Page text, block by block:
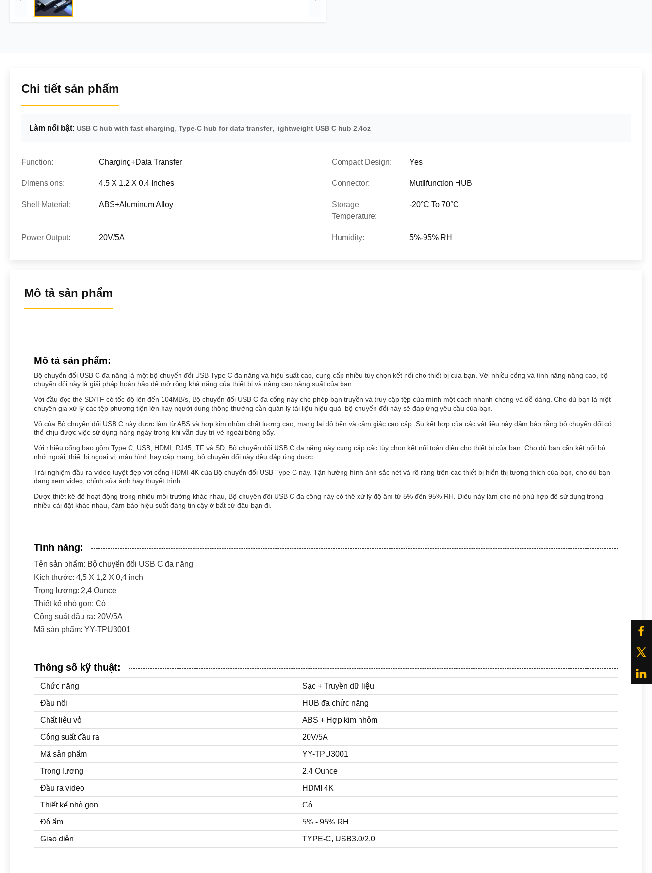
Chi tiết sản phẩm
Làm nổi bật: USB C hub with fast charging, Type-C hub for data transfer, lightweight USB C hub 2.4oz
Function: Charging+Data Transfer Compact Design: Yes
Dimensions: 4.5 X 1.2 X 0.4 Inches Connector: Mutilfunction HUB
Shell Material: ABS+Aluminum Alloy
Storage
Temperature:
-20°C To 70°C
Power Output: 20V/5A Humidity: 5%-95% RH
Mô tả sản phẩm
Mô tả sản phẩm:
Bộ chuyển đổi USB C đa năng là một bộ chuyển đổi USB Type C đa năng và hiệu suất cao, cung cấp nhiều tùy chọn kết nối cho thiết bị của bạn. Với nhiều cổng và tính năng nâng cao, bộ
chuyển đổi này là giải pháp hoàn hảo để mở rộng khả năng của thiết bị và nâng cao năng suất của bạn.
Với đầu đọc thẻ SD/TF có tốc độ lên đến 104MB/s, Bộ chuyển đổi USB C đa cổng này cho phép bạn truyền và truy cập tệp của mình một cách nhanh chóng và dễ dàng. Cho dù bạn là một
chuyên gia xử lý các tệp phương tiện lớn hay người dùng thông thường cần quản lý tài liệu hiệu quả, bộ chuyển đổi này sẽ đáp ứng yêu cầu của bạn.
Vỏ của Bộ chuyển đổi USB C này được làm từ ABS và hợp kim nhôm chất lượng cao, mang lại độ bền và cảm giác cao cấp. Sự kết hợp của các vật liệu này đảm bảo rằng bộ chuyển đổi có
thể chịu được việc sử dụng hàng ngày trong khi vẫn duy trì vẻ ngoài bóng bẩy.
Với nhiều cổng bao gồm Type C, USB, HDMI, RJ45, TF và SD, Bộ chuyển đổi USB C đa năng này cung cấp các tùy chọn kết nối toàn diện cho thiết bị của bạn. Cho dù bạn cần kết nối bộ
nhớ ngoài, thiết bị ngoại vi, màn hình hay cáp mạng, bộ chuyển đổi này đều đáp ứng được.
Trải nghiệm đầu ra video tuyệt đẹp với cổng HDMI 4K của Bộ chuyển đổi USB Type C này. Tận hưởng hình ảnh sắc nét và rõ ràng trên các thiết bị hiển thị tương thích của bạn, cho dù bạn
đang xem video, chỉnh sửa ảnh hay thuyết trình.
Được thiết kế để hoạt động trong nhiều môi trường khác nhau, Bộ chuyển đổi USB C đa cổng này có thể xử lý độ ẩm từ 5% đến 95% RH. Điều này làm cho nó phù hợp để sử dụng trong
nhiều cài đặt khác nhau, đảm bảo hiệu suất đáng tin cậy ở bất cứ đâu bạn đi.
Tính năng:
Tên sản phẩm: Bộ chuyển đổi USB C đa năng
Kích thước: 4,5 X 1,2 X 0,4 inch
Trọng lượng: 2,4 Ounce
Thiết kế nhỏ gọn: Có
Công suất đầu ra: 20V/5A
Mã sản phẩm: YY-TPU3001
Thông số kỹ thuật:
Chức năng Sạc + Truyền dữ liệu
Đầu nối HUB đa chức năng
Chất liệu vỏ ABS + Hợp kim nhôm
Công suất đầu ra 20V/5A
Mã sản phẩm YY-TPU3001
Trọng lượng 2,4 Ounce
Đầu ra video HDMI 4K
Thiết kế nhỏ gọn Có
Độ ẩm 5% - 95% RH
Giao diện TYPE-C, USB3.0/2.0